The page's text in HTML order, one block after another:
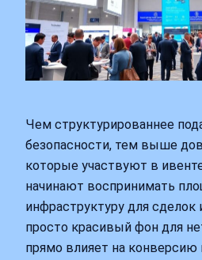
Чем структурированнее
безопасности, тем выше
которые участвуют в
начинают воспринимать
инфраструктуру для сделок
просто красивый фон для
прямо влияет на конверсию